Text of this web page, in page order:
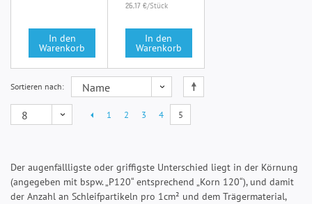
In den
Warenkorb
26,17 €/Stück
In den
Warenkorb
Sortieren nach
1 2 3 4 5
Der augenfällligste oder griffigste Unterschied liegt in der Körnung
(angegeben mit bspw. „P120“ entsprechend „Korn 120“), und damit
der Anzahl an Schleifpartikeln pro 1cm² und dem Trägermaterial,